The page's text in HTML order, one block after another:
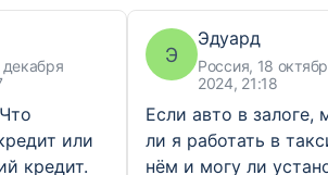
или
кредит.
Э
Эдуард
Россия, 18
2024, 21:18
Если авто в залоге,
ли я работать в
нём и могу ли